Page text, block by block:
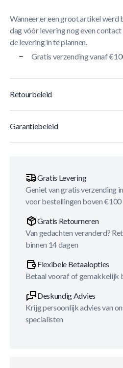
Wanneer er een groot artikel werd
dag vóór levering nog even
de levering in te plannen.
Gratis verzending vanaf
Retourbeleid
Garantiebeleid
Gratis Levering
Geniet van gratis verzending
voor bestellingen boven €100
Gratis Retourneren
Van gedachten veranderd?
binnen 14 dagen
Flexibele Betaalopties
Betaal vooraf of gemakkelijk
Deskundig Advies
Krijg persoonlijk advies van
specialisten